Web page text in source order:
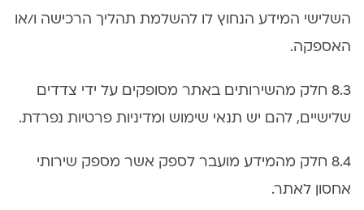
השלישי המידע הנחוץ לו להשלמת תהליך הרכישה ו/או
האספקה.
8.3 חלק מהשירותים באתר מסופקים על ידי צדדים
שלישיים, להם יש תנאי שימוש ומדיניות פרטיות נפרדת.
8.4 חלק מהמידע מועבר לספק אשר מספק שירותי
אחסון לאתר.